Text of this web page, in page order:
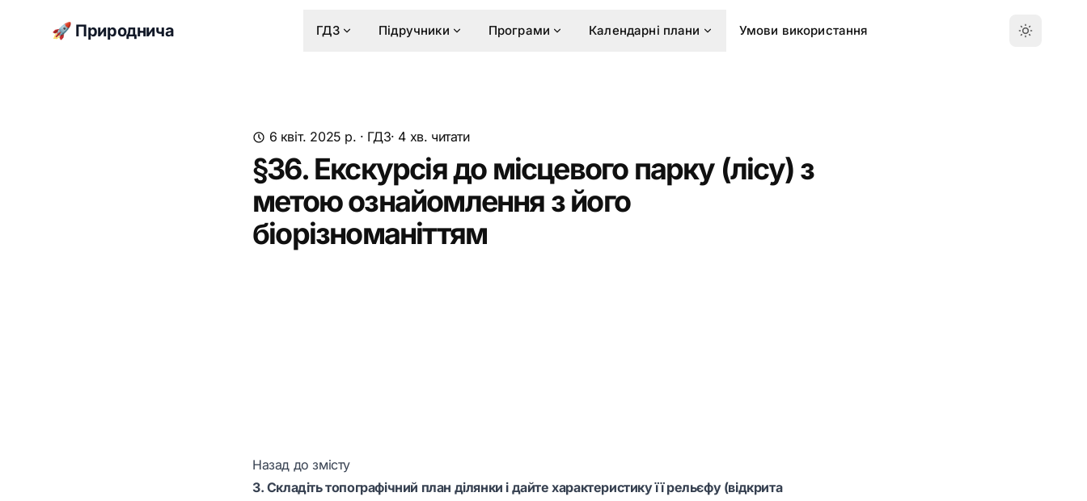
🚀 Природнича ГДЗ Підручники Програми Календарні плани Умови використання
6 квіт. 2025 р. · ГДЗ· 4 хв. читати
§36. Екскурсія до місцевого парку (лісу) з
метою ознайомлення з його
біорізноманіттям
Назад до змісту
3. Складіть топографічний план ділянки і дайте характеристику її рельєфу (відкрита